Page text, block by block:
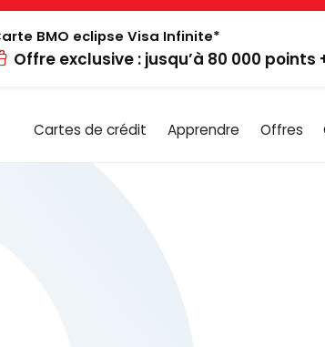
BMO eclipse Visa Infinite*
Offre exclusive : jusqu’à 80 000
Cartes de crédit Apprendre Offres